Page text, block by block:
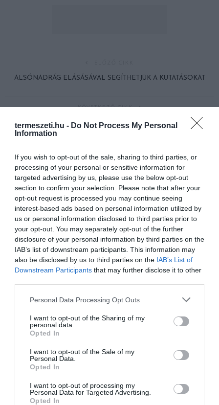
termeszeti.hu - Do Not Process My Personal
Information
If you wish to opt-out of the sale, sharing to third parties, or
processing of your personal or sensitive information for
targeted advertising by us, please use the below opt-out
section to confirm your selection. Please note that after your
opt-out request is processed you may continue seeing
interest-based ads based on personal information utilized by
us or personal information disclosed to third parties prior to
your opt-out. You may separately opt-out of the further
disclosure of your personal information by third parties on the
IAB’s list of downstream participants. This information may
also be disclosed by us to third parties on the IAB’s List of
Downstream Participants that may further disclose it to other
Please note that this website/app uses one or more Google
not limited to your visit or usage behaviour. You may click to
grant or deny consent to Google and its third-party tags to
use your data for below specified purposes in below Google
consent section.
Personal Data Processing Opt Outs
I want to opt-out of the Sharing of my
personal data.
Opted In
I want to opt-out of the Sale of my
Personal Data.
Opted In
I want to opt-out of processing my
Personal Data for Targeted Advertising.
Opted In
ALSÓNADRÁG ELÁSÁSÁVAL SEGÍTHETJÜK A KUTATÁSOKAT
KÖVETKEZŐ CIKK
KEZDŐDIK A RÓKÁK TAVASZI VESZETTSÉG ELLENI
HASONLÓ ÉRDEKESSÉGEK
A KOALA EVOLÚCIÓS MÚLTJA
NYUGODT
EUKALIPTUSZRÁGCSÁLÁS
2026-08-07
A KORALLZÁTONY NEM CSAK
500 EDDIG ISMERETLEN